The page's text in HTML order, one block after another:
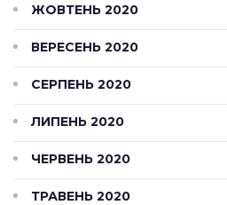
ЖОВТЕНЬ 2020
ВЕРЕСЕНЬ 2020
СЕРПЕНЬ 2020
ЛИПЕНЬ 2020
ЧЕРВЕНЬ 2020
ТРАВЕНЬ 2020